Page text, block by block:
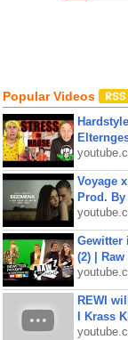
Popular Videos
Voyage
Prod.
Gewitter
(2) |
REWI
I Krass